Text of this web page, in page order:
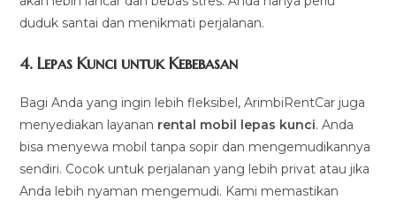
duduk santai dan menikmati perjalanan.
4.Lepas Kunci untuk Kebebasan
Bagi Anda yang ingin lebih fleksibel, ArimbiRentCar juga
menyediakan layanan rental mobil lepas kunci. Anda
bisa menyewa mobil tanpa sopir dan mengemudikannya
sendiri. Cocok untuk perjalanan yang lebih privat atau jika
Anda lebih nyaman mengemudi. Kami memastikan